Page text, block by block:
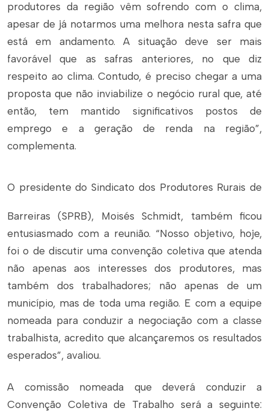
produtores da região vêm sofrendo com o clima,
apesar de já notarmos uma melhora nesta safra que
está em andamento. A situação deve ser mais
favorável que as safras anteriores, no que diz
respeito ao clima. Contudo, é preciso chegar a uma
proposta que não inviabilize o negócio rural que, até
então, tem mantido significativos postos de
emprego e a geração de renda na região”,
complementa.
O presidente do Sindicato dos Produtores Rurais de
Barreiras (SPRB), Moisés Schmidt, também ficou
entusiasmado com a reunião. “Nosso objetivo, hoje,
foi o de discutir uma convenção coletiva que atenda
não apenas aos interesses dos produtores, mas
também dos trabalhadores; não apenas de um
município, mas de toda uma região. E com a equipe
nomeada para conduzir a negociação com a classe
trabalhista, acredito que alcançaremos os resultados
esperados”, avaliou.
A comissão nomeada que deverá conduzir a
Convenção Coletiva de Trabalho será a seguinte: